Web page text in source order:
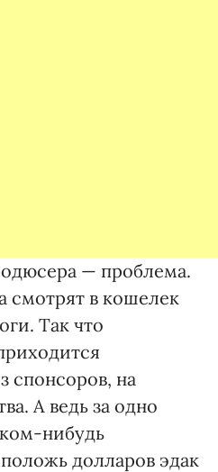
— проблема.
смотрят в кошелек
Так что
спонсоров, на
А ведь за одно
нибудь
долларов эдак